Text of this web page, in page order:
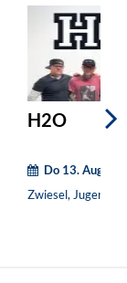
H2O
Do 13. August
Zwiesel,